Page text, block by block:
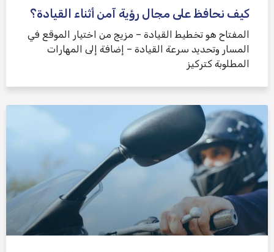
كيف نحافظ على مجال رؤية آمن أثناء القيادة؟
المفتاح هو تخطيط القيادة – مزيج من اختيار الموقع في
المسار وتحديد سرعة القيادة – إضافة إلى المهارات
المطلوبة كتركيز